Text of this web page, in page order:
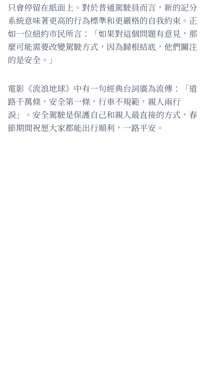
只會停留在紙面上。對於普通駕駛員而言，新的記分
系統意味著更高的行為標準和更嚴格的自我約束。正
如一位紐約市民所言：「如果對這個問題有意見，那
麼可能需要改變駕駛方式，因為歸根結底，他們關注
的是安全。」
電影《流浪地球》中有一句經典台詞廣為流傳：「道
路千萬條，安全第一條，行車不規範，親人兩行
淚」。安全駕駛是保護自己和親人最直接的方式，春
節期間祝愿大家都能出行順利，一路平安。